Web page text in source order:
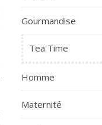
Gourmandise
Tea Time
Homme
Maternité